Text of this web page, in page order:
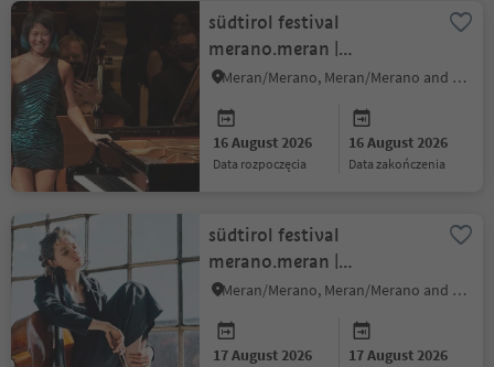
südtirol festival
merano.meran |
pre.festival music films
Meran/Merano, Meran/Merano and environs
16 August 2026
data rozpoczęcia
16 August 2026
data zakończenia
südtirol festival
merano.meran |
pre.festival music films
Meran/Merano, Meran/Merano and environs
17 August 2026 17 August 2026